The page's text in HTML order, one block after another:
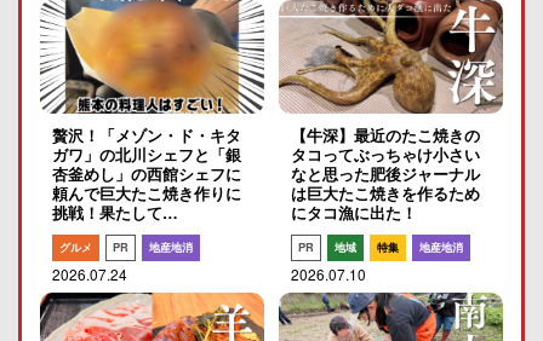
贅沢！「メゾン・ド・キタ
ガワ」の北川シェフと「銀
杏釜めし」の西館シェフに
頼んで巨大たこ焼き作りに
挑戦！果たして…
グルメ PR 地産地消
2026.07.24
【牛深】最近のたこ焼きの
タコってぶっちゃけ小さい
なと思った肥後ジャーナル
は巨大たこ焼きを作るため
にタコ漁に出た！
PR 地域 特集 地産地消
2026.07.10